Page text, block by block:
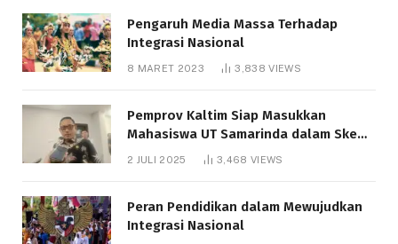
Pengaruh Media Massa Terhadap
Integrasi Nasional
8 MARET 2023 3,838VIEWS
Pemprov Kaltim Siap Masukkan
Mahasiswa UT Samarinda dalam Skema
Bantuan Pendidikan Gratispol
2 JULI 2025 3,468 VIEWS
Peran Pendidikan dalam Mewujudkan
Integrasi Nasional